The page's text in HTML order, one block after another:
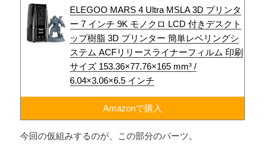
ELEGOO MARS 4 Ultra MSLA 3D プリンタ
ー 7 インチ 9K モノクロ LCD 付きデスクト
ップ樹脂 3D プリンター 簡単レベリングシ
ステム ACFリリースライナーフィルム 印刷
サイズ 153.36×77.76×165 mm³ /
6.04×3.06×6.5 インチ
Amazonで購入
今回の仮組みするのが、この部分のパーツ。